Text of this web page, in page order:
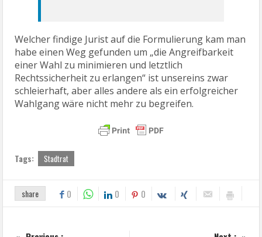
Welcher findige Jurist auf die Formulierung kam man
habe einen Weg gefunden um „die Angreifbarkeit
einer Wahl zu minimieren und letztlich
Rechtssicherheit zu erlangen“ ist unsereins zwar
schleierhaft, aber alles andere als ein erfolgreicher
Wahlgang wäre nicht mehr zu begreifen.
Tags: Stadtrat
share 0 0 0